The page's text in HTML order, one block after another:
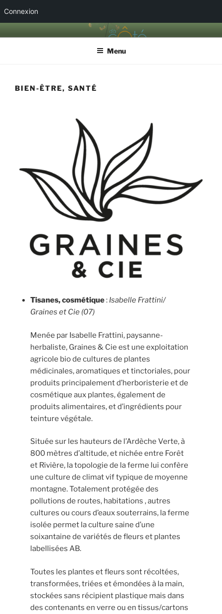
Connexion
au
LEPICERIEDACOTE
Epicerie associative à Valence 26000
Menu
BIEN-ÊTRE, SANTÉ
Tisanes, cosmétique: Isabelle Frattini/
Graines et Cie (07)
Menée par Isabelle Frattini, paysanne-
herbaliste, Graines & Cie est une exploitation
agricole bio de cultures de plantes
médicinales, aromatiques et tinctoriales, pour
produits principalement d’herboristerie et de
cosmétique aux plantes, également de
produits alimentaires, et d’ingrédients pour
teinture végétale.
Située sur les hauteurs de l’Ardèche Verte, à
800 mètres d’altitude, et nichée entre Forêt
et Rivière, la topologie de la ferme lui confère
une culture de climat vif typique de moyenne
montagne. Totalement protégée des
pollutions de routes, habitations , autres
cultures ou cours d’eaux souterrains, la ferme
isolée permet la culture saine d’une
soixantaine de variétés de fleurs et plantes
labellisées AB.
Toutes les plantes et fleurs sont récoltées,
transformées, triées et émondées à la main,
stockées sans récipient plastique mais dans
des contenants en verre ou en tissus/cartons